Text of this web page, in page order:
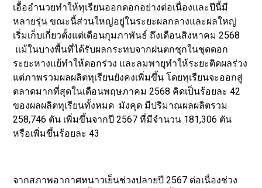
เอื้ออำนวยทำให้ทุเรียนออกดอกอย่างต่อเนื่องและปีนี้มี
หลายรุ่น ขณะนี้ส่วนใหญ่อยู่ในระยะผลกลางและผลใหญ่
เริ่มเก็บเกี่ยวตั้งแต่เดือนกุมภาพันธ์ ถึงเดือนสิงหาคม 2568
แม้ในบางพื้นที่ได้รับผลกระทบจากฝนตกชุกในชุดดอก
ระยะหางแย้ทำให้ดอกร่วง และลมพายุทำให้ระยะติดผลร่วง
แต่ภาพรวมผลผลิตทุเรียนยังคงเพิ่มขึ้น โดยทุเรียนจะออกสู่
ตลาดมากที่สุดในเดือนพฤษภาคม 2568 คิดเป็นร้อยละ 42
ของผลผลิตทุเรียนทั้งหมด มังคุด มีปริมาณผลผลิตรวม
258,746 ตัน เพิ่มขึ้นจากปี 2567 ที่มีจำนวน 181,306 ตัน
หรือเพิ่มขึ้นร้อยละ 43
จากสภาพอากาศหนาวเย็นช่วงปลายปี 2567 ต่อเนื่องช่วง